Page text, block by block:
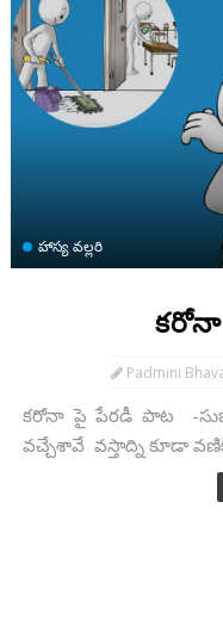
హాస్య వల్లరి
Padmini
కరోనా పై పేరడీ పాట -
వచ్చేశావే వస్తాద్ని కూడా